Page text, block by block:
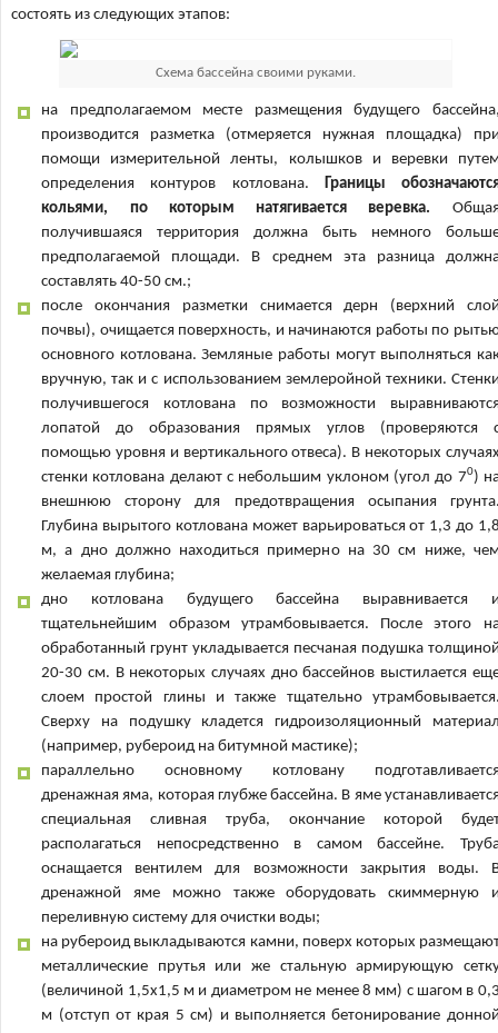
состоять из следующих этапов:
Схема бассейна своими руками.
на предполагаемом месте размещения будущего
производится разметка (отмеряется нужная площадка)
помощи измерительной ленты, колышков и веревки
определения контуров котлована. Границы
кольями, по которым натягивается веревка.
получившаяся территория должна быть немного
предполагаемой площади. В среднем эта разница
составлять 40-50 см.;
после окончания разметки снимается дерн (верхний
почвы), очищается поверхность, и начинаются работы по
основного котлована. Земляные работы могут выполняться
вручную, так и с использованием землеройной техники.
получившегося котлована по возможности
лопатой до образования прямых углов (проверяются
помощью уровня и вертикального отвеса). В некоторых
стенки котлована делают с небольшим уклоном (угол до 70)
внешнюю сторону для предотвращения осыпания
Глубина вырытого котлована может варьироваться от 1,3 до
м, а дно должно находиться примерно на 30 см ниже,
желаемая глубина;
дно котлована будущего бассейна выравнивается
тщательнейшим образом утрамбовывается. После этого
обработанный грунт укладывается песчаная подушка
20-30 см. В некоторых случаях дно бассейнов выстилается
слоем простой глины и также тщательно
Сверху на подушку кладется гидроизоляционный
(например, рубероид на битумной мастике);
параллельно основному котловану
дренажная яма, которая глубже бассейна. В яме
специальная сливная труба, окончание которой
располагаться непосредственно в самом бассейне.
оснащается вентилем для возможности закрытия воды.
дренажной яме можно также оборудовать скиммерную
переливную систему для очистки воды;
на рубероид выкладываются камни, поверх которых
металлические прутья или же стальную армирующую
(величиной 1,5х1,5 м и диаметром не менее 8 мм) с шагом в
м (отступ от края 5 см) и выполняется бетонирование